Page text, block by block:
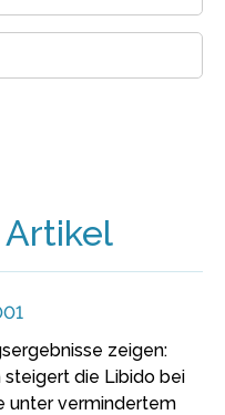
zeigen:
steigert die Libido bei
unter vermindertem